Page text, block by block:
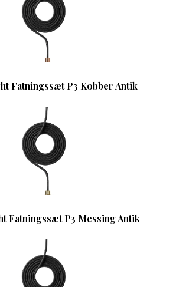
Fatningssæt P3 Kobber Antik
Fatningssæt P3 Messing Antik